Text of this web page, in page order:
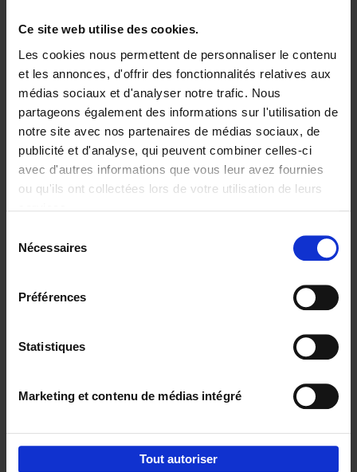
Ce site web utilise des cookies.
Les cookies nous permettent de personnaliser le contenu
et les annonces, d'offrir des fonctionnalités relatives aux
médias sociaux et d'analyser notre trafic. Nous
partageons également des informations sur l'utilisation de
notre site avec nos partenaires de médias sociaux, de
publicité et d'analyse, qui peuvent combiner celles-ci
avec d'autres informations que vous leur avez fournies
ou qu'ils ont collectées lors de votre utilisation de leurs
Nécessaires
Préférences
Statistiques
Marketing et contenu de médias intégré
Tout autoriser
Building Bonds = Building
Business
Jochen Roef Jozefien De Feyter
Carolien Boom
Couverture souple
2025 200
€29,99
Digital marketing like a PRO -
completely revised edition (EN)